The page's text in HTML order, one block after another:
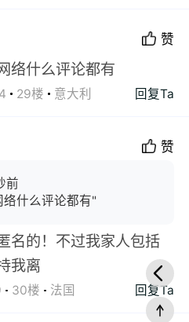
赞
络什么评论都有
29楼 意大利 回复Ta
赞
前
什么评论都有"
名的！不过我家人包括
我离
30楼 法国 回复Ta